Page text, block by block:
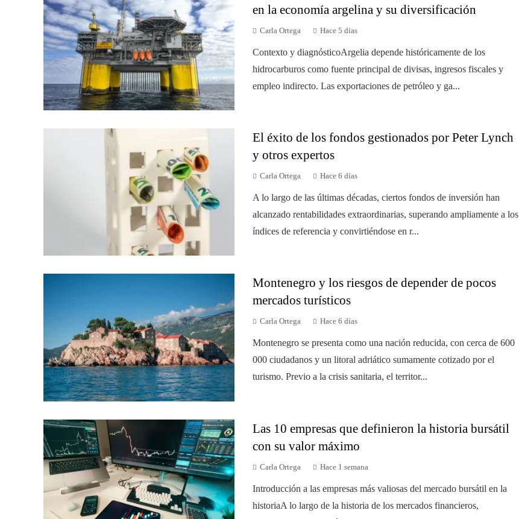
en la economía argelina y su diversificación
Carla Ortega Hace 5 días
Contexto y diagnósticoArgelia depende históricamente de los
hidrocarburos como fuente principal de divisas, ingresos fiscales y
empleo indirecto. Las exportaciones de petróleo y ga...
El éxito de los fondos gestionados por Peter Lynch
y otros expertos
Carla Ortega Hace 6 días
A lo largo de las últimas décadas, ciertos fondos de inversión han
alcanzado rentabilidades extraordinarias, superando ampliamente a los
índices de referencia y convirtiéndose en r...
Montenegro y los riesgos de depender de pocos
mercados turísticos
Carla Ortega Hace 6 días
Montenegro se presenta como una nación reducida, con cerca de 600
000 ciudadanos y un litoral adriático sumamente cotizado por el
turismo. Previo a la crisis sanitaria, el territor...
Las 10 empresas que definieron la historia bursátil
con su valor máximo
Carla Ortega Hace 1 semana
Introducción a las empresas más valiosas del mercado bursátil en la
historiaA lo largo de la historia de los mercados financieros,